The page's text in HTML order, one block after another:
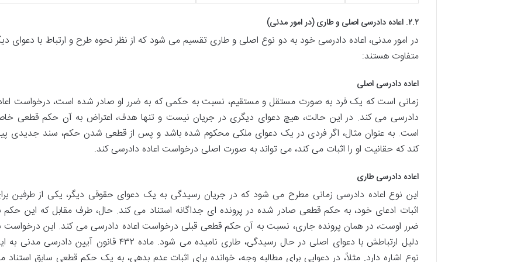
۲.۲. اعاده دادرسی اصلی و طاری (در امور مدنی)
در امور مدنی، اعاده دادرسی خود به دو نوع اصلی و طاری تقسیم می شود که از نظر نحوه طرح و ارتباط با دعوای
متفاوت هستند:
اعاده دادرسی اصلی
زمانی است که یک فرد به صورت مستقل و مستقیم، نسبت به حکمی که به ضرر او صادر شده است، درخواست
دادرسی می کند. در این حالت، هیچ دعوای دیگری در جریان نیست و تنها هدف، اعتراض به آن حکم قطعی
است. به عنوان مثال، اگر فردی در یک دعوای ملکی محکوم شده باشد و پس از قطعی شدن حکم، سند جدیدی
کند که حقانیت او را اثبات می کند، می تواند به صورت اصلی درخواست اعاده دادرسی کند.
اعاده دادرسی طاری
این نوع اعاده دادرسی زمانی مطرح می شود که در جریان رسیدگی به یک دعوای حقوقی دیگر، یکی از طرفین
اثبات ادعای خود، به حکم قطعی صادر شده در پرونده ای جداگانه استناد می کند. حال، طرف مقابل که این حکم
ضرر اوست، در همان پرونده جاری، نسبت به آن حکم قطعی قبلی درخواست اعاده دادرسی می کند. این درخواست
دلیل ارتباطش با دعوای اصلی در حال رسیدگی، طاری نامیده می شود. ماده ۴۳۲ قانون آیین دادرسی
نوع اشاره دارد. مثلاً، در دعوایی برای مطالبه وجه، خوانده برای اثبات عدم بدهی، به یک حکم قطعی سابق استناد